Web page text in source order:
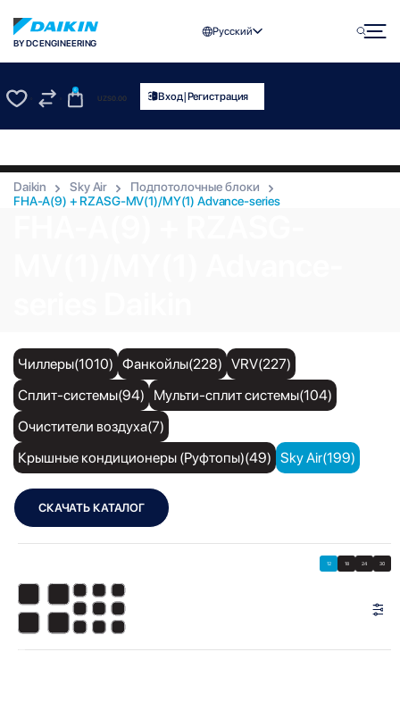
BY DC ENGINEERING
Русский
0
UZS0.00 Вход|Регистрация
Daikin Sky Air
Подпотолочные блоки
FHA-A(9) + RZASG-MV(1)/MY(1) Advance-series
Чиллеры(1010) Фанкойлы(228) VRV(227)
Сплит-системы(94)
Мульти-сплит системы(104)
Очистители воздуха(7)
Крышные кондиционеры (Руфтопы)(49) Sky Air(199)
СКАЧАТЬ КАТАЛОГ
12 18 24 30
Показать: